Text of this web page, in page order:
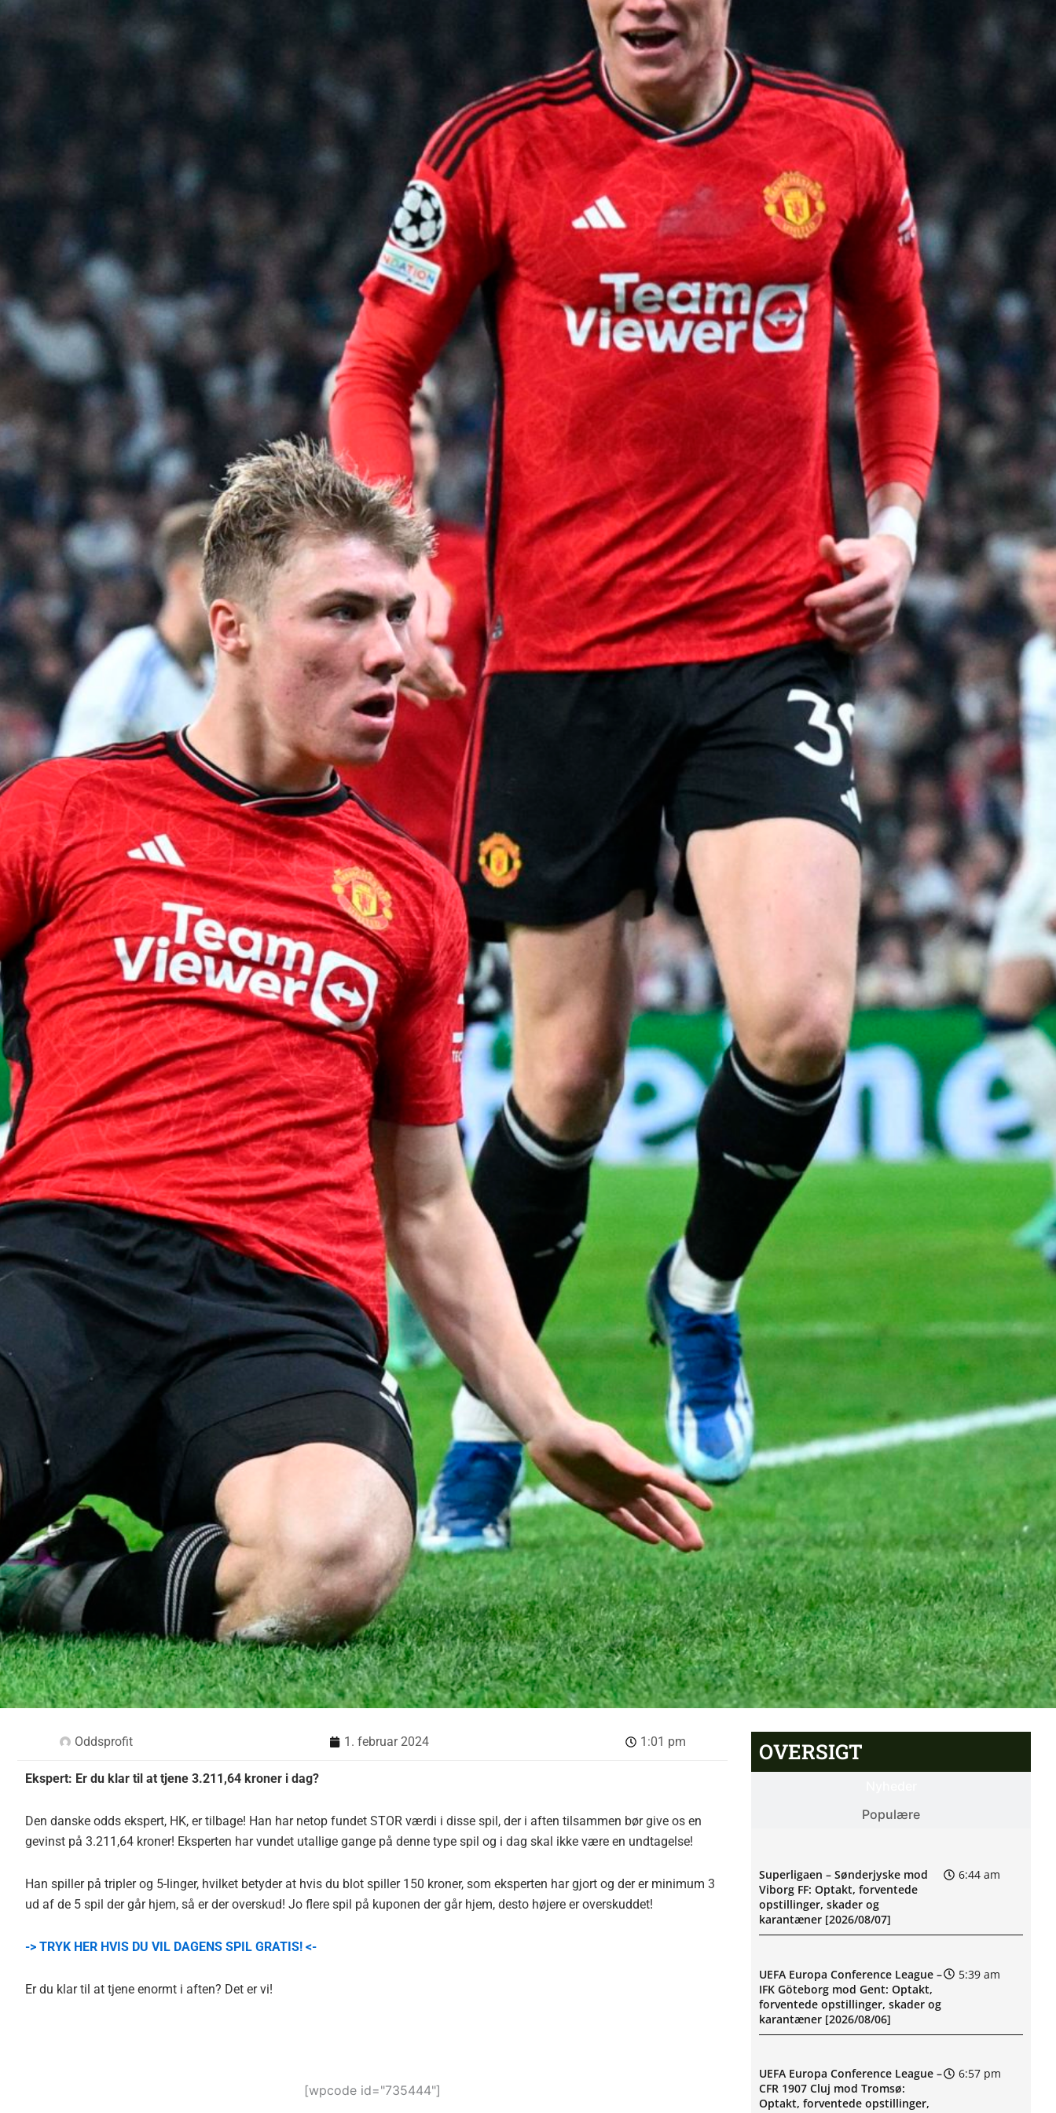
Oddsprofit 1. februar 2024 1:01 pm
Ekspert: Er du klar til at tjene 3.211,64 kroner i dag?
Den danske odds ekspert, HK, er tilbage! Han har netop fundet STOR værdi i disse spil, der i aften tilsammen bør give os en
gevinst på 3.211,64 kroner! Eksperten har vundet utallige gange på denne type spil og i dag skal ikke være en undtagelse!
Han spiller på tripler og 5-linger, hvilket betyder at hvis du blot spiller 150 kroner, som eksperten har gjort og der er minimum 3
ud af de 5 spil der går hjem, så er der overskud! Jo flere spil på kuponen der går hjem, desto højere er overskuddet!
-> TRYK HER HVIS DU VIL DAGENS SPIL GRATIS! <-
Er du klar til at tjene enormt i aften? Det er vi!
[wpcode id="735444"]
OVERSIGT
Populære
Superligaen – Sønderjyske mod
Viborg FF: Optakt, forventede
opstillinger, skader og
karantæner [2026/08/07]
6:44 am
UEFA Europa Conference League –
IFK Göteborg mod Gent: Optakt,
forventede opstillinger, skader og
karantæner [2026/08/06]
5:39 am
UEFA Europa Conference League –
CFR 1907 Cluj mod Tromsø:
Optakt, forventede opstillinger,
6:57 pm